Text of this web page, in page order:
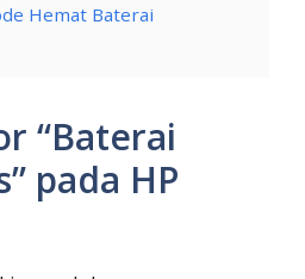
Hemat Baterai
“Baterai
pada HP